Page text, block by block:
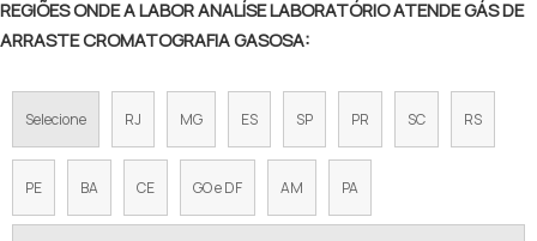
REGIÕES ONDE A LABOR ANALÍSE LABORATÓRIO ATENDE GÁS DE
ARRASTE CROMATOGRAFIA GASOSA:
Selecione RJ MG ES SP PR SC RS
PE BA CE GO e DF AM PA